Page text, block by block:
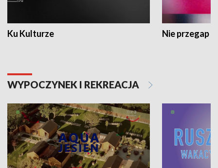
Ku Kulturze Nie przegap
WYPOCZYNEK I REKREACJA